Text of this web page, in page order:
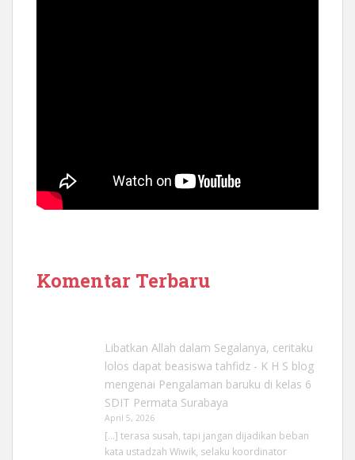
Komentar Terbaru
Libatkan Allah dalam Segalanya, ceritaku
lolos dapat beasiswa tahfidz - K H S blog
mengenai Pengalaman baruku di kelas 6
SDIT Permata Surabaya
April 5, 2026
[…] terasa susah, tapi jangan dijadikan beban
kata ustadzah Wiwik, selaku koordinator